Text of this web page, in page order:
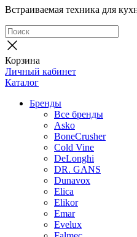
Встраиваемая техника для
Корзина
Личный кабинет
Каталог
Бренды
Все бренды
Asko
BoneCrusher
Cold Vine
DeLonghi
DR. GANS
Dunavox
Elica
Elikor
Emar
Evelux